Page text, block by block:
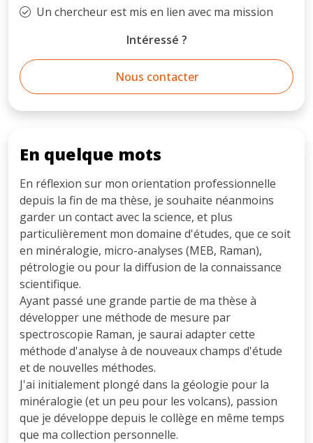
Un chercheur est mis en lien avec ma mission
Intéressé ?
Nous contacter
En quelque mots
En réflexion sur mon orientation professionnelle
depuis la fin de ma thèse, je souhaite néanmoins
garder un contact avec la science, et plus
particulièrement mon domaine d'études, que ce soit
en minéralogie, micro-analyses (MEB, Raman),
pétrologie ou pour la diffusion de la connaissance
scientifique.
Ayant passé une grande partie de ma thèse à
développer une méthode de mesure par
spectroscopie Raman, je saurai adapter cette
méthode d'analyse à de nouveaux champs d'étude
et de nouvelles méthodes.
J'ai initialement plongé dans la géologie pour la
minéralogie (et un peu pour les volcans), passion
que je développe depuis le collège en même temps
que ma collection personnelle.